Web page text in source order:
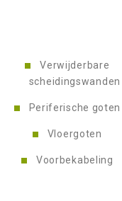
Verwijderbare
scheidingswanden
Periferische goten
Vloergoten
Voorbekabeling